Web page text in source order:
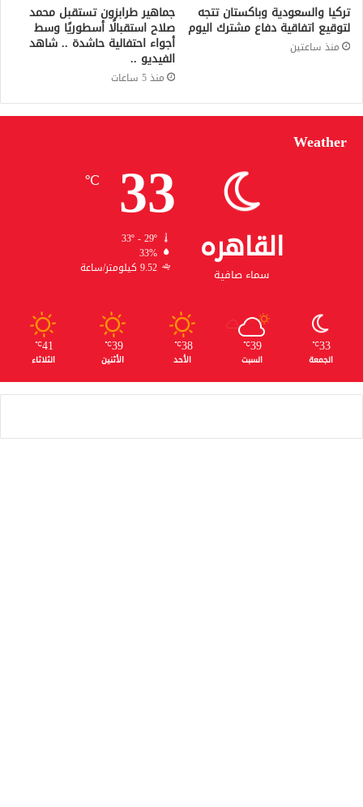
تركيا والسعودية وباكستان تتجه
لتوقيع اتفاقية دفاع مشترك اليوم
منذ ساعتين
جماهير طرابزون تستقبل محمد
صلاح استقبالًا أسطوريًا وسط
أجواء احتفالية حاشدة .. شاهد
الفيديو ..
منذ 5 ساعات
Weather
القاهره
سماء صافية
33
℃
33º - 29º
33%
9.52 كيلومتر/ساعة
33
℃
الجمعة
39
℃
السبت
38
℃
الأحد
39
℃
الأثنين
41
℃
الثلاثاء